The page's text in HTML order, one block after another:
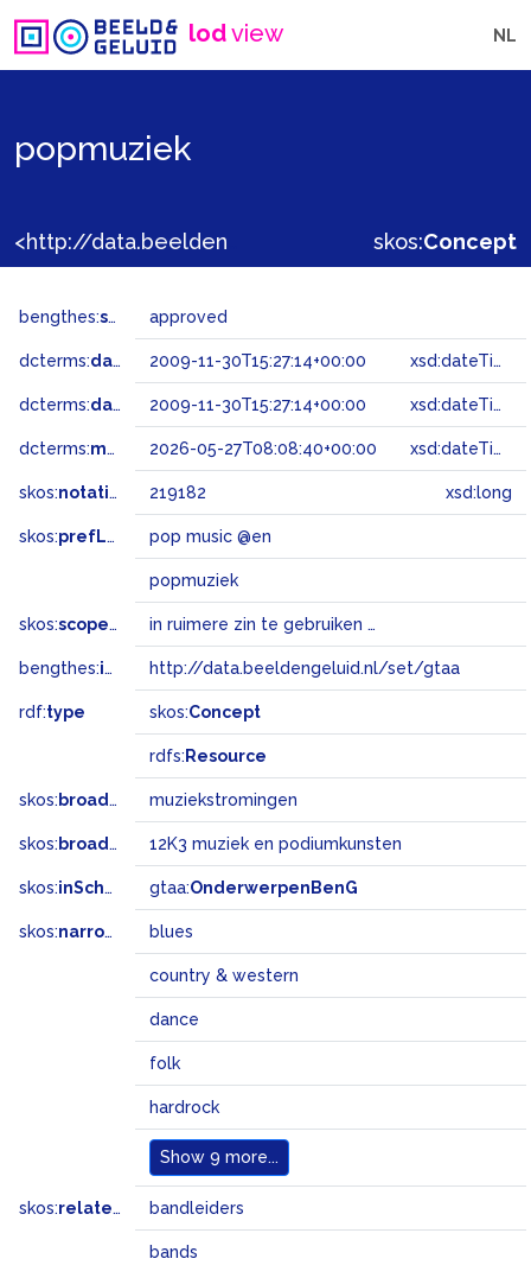
lodview NL
popmuziek
skos:Concept
bengthes:status approved
dcterms:dateAccepted 2009-11-30T15:27:14+00:00 xsd:dateTime
dcterms:dateSubmitted 2009-11-30T15:27:14+00:00 xsd:dateTime
dcterms:modified 2026-05-27T08:08:40+00:00 xsd:dateTime
skos:notation 219182 xsd:long
skos:prefLabel pop music @en
popmuziek
skos:scopeNote in ruimere zin te gebruiken voor populaire, lichte muziek
bengthes:inSet http://data.beeldengeluid.nl/set/gtaa
rdf:type skos:Concept
rdfs: Resource
skos: broader muziekstromingen
skos: broadMatch 12K3 muziek en podiumkunsten
skos:inScheme gtaa:OnderwerpenBenG
skos:narrower blues
country & western
dance
folk
hardrock
Show 9 more...
skos:related bandleiders
bands